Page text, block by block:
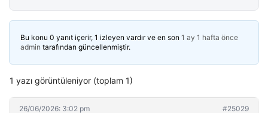
Bu konu 0 yanıt içerir, 1 izleyen vardır ve en son 1 ay 1 hafta önce
admin tarafından güncellenmiştir.
1 yazı görüntüleniyor (toplam 1)
26/06/2026: 3:02 pm #25029